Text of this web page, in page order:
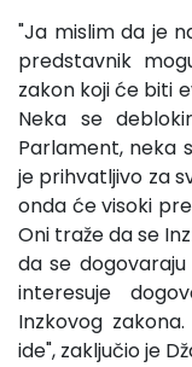
"Ja mislim da je
predstavnik
zakon koji će biti
Neka se
Parlament, neka
je prihvatljivo za
onda će visoki
Oni traže da se
da se
interesuje
Inzkovog
ide", zaključio je